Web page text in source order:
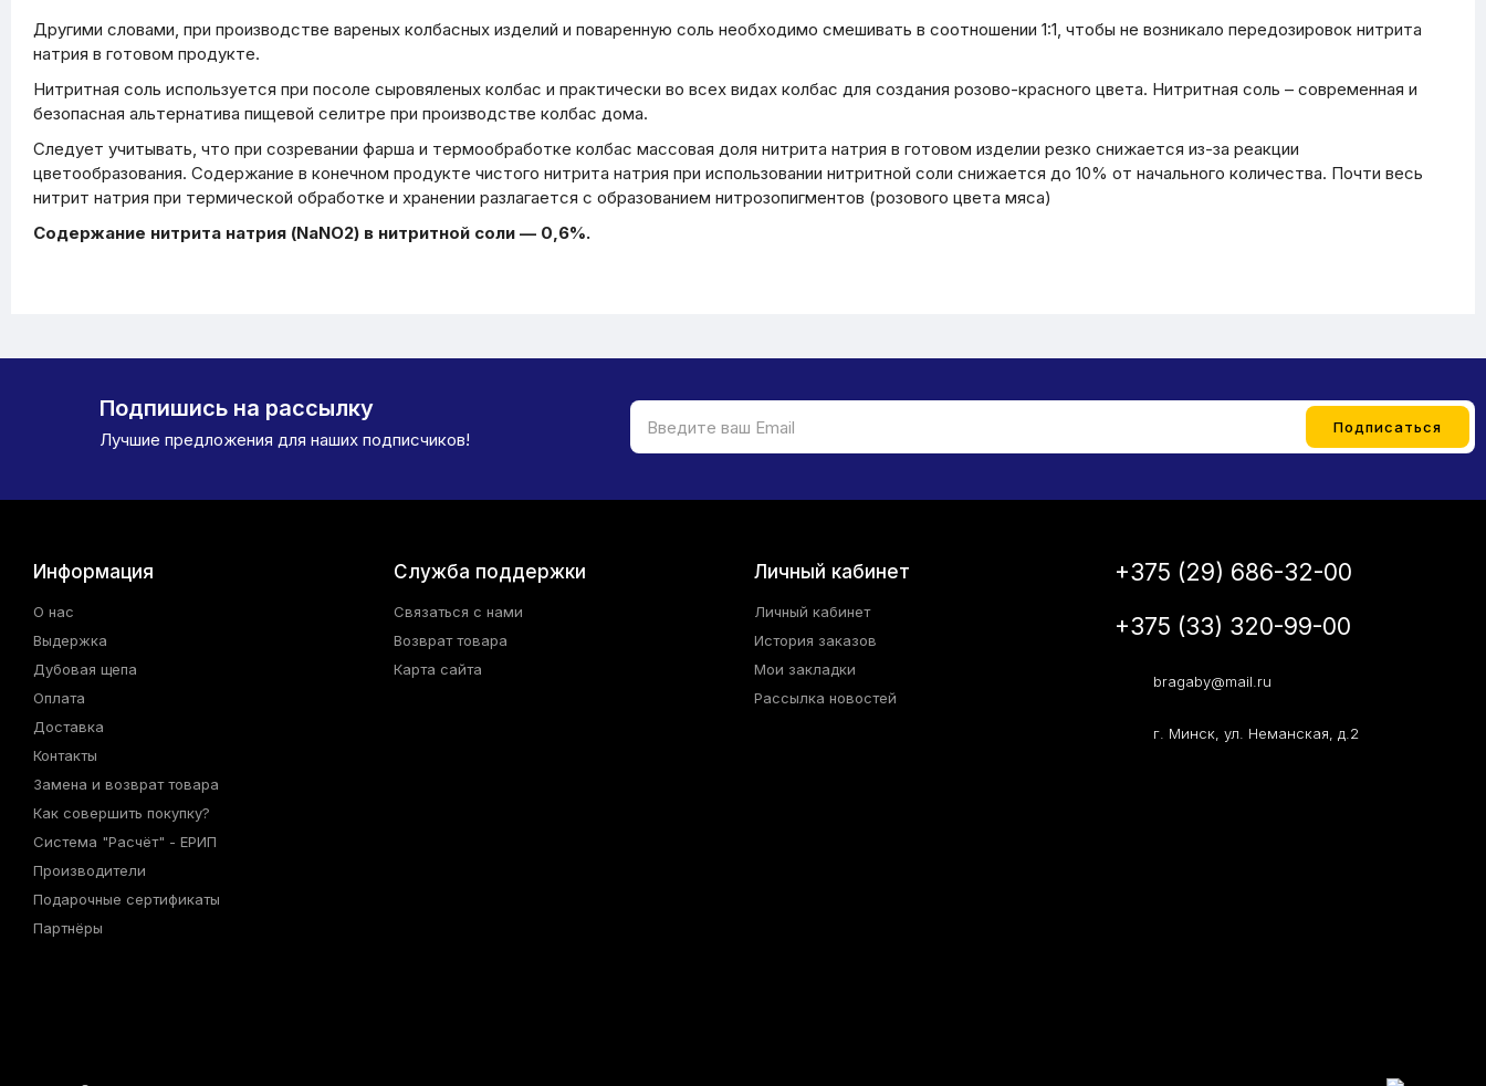
Другими словами, при производстве вареных колбасных изделий и поваренную соль необходимо смешивать в соотношении 1:1, чтобы не возникало передозировок нитрита
натрия в готовом продукте.
Нитритная соль используется при посоле сыровяленых колбас и практически во всех видах колбас для создания розово-красного цвета. Нитритная соль – современная и
безопасная альтернатива пищевой селитре при производстве колбас дома.
Следует учитывать, что при созревании фарша и термообработке колбас массовая доля нитрита натрия в готовом изделии резко снижается из-за реакции
цветообразования. Содержание в конечном продукте чистого нитрита натрия при использовании нитритной соли снижается до 10% от начального количества. Почти весь
нитрит натрия при термической обработке и хранении разлагается с образованием нитрозопигментов (розового цвета мяса)
Содержание нитрита натрия (NaNO2) в нитритной соли — 0,6%.
Подпишись на рассылку
Лучшие предложения для наших подписчиков!
Информация
О нас
Выдержка
Дубовая щепа
Оплата
Доставка
Контакты
Замена и возврат товара
Как совершить покупку?
Система "Расчёт" - ЕРИП
Производители
Подарочные сертификаты
Партнёры
Служба поддержки
Связаться с нами
Возврат товара
Карта сайта
Личный кабинет
Личный кабинет
История заказов
Мои закладки
Рассылка новостей
+375 (29) 686-32-00
+375 (33) 320-99-00
bragaby@mail.ru
г. Минск, ул. Неманская, д.2